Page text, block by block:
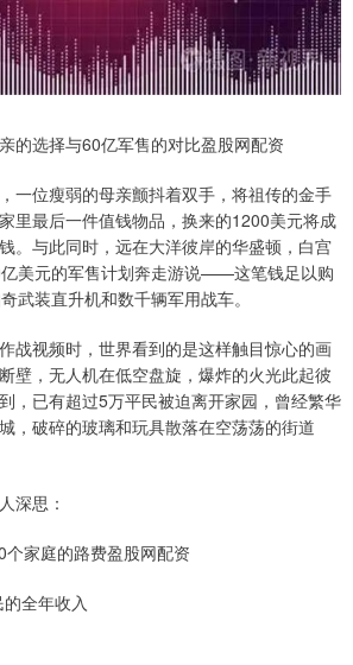
的选择与60亿军售的对比盈股网配资
一位瘦弱的母亲颤抖着双手，将祖传的金手
里最后一件值钱物品，换来的1200美元将成
。与此同时，远在大洋彼岸的华盛顿，白宫
美元的军售计划奔走游说——这笔钱足以购
武装直升机和数千辆军用战车。
战视频时，世界看到的是这样触目惊心的画
壁，无人机在低空盘旋，爆炸的火光此起彼
，已有超过5万平民被迫离开家园，曾经繁华
，破碎的玻璃和玩具散落在空荡荡的街道
深思：
家庭的路费盈股网配资
全年收入